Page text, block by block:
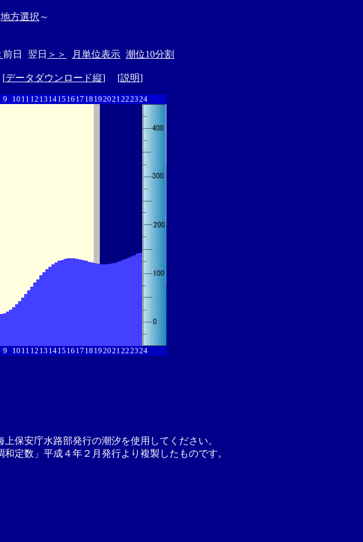
地方選択 ～
前日 翌日 ＞＞ 月単位表示 潮位10分割
[データダウンロード縦] [説明]
9 10 11 12 13 1415 16 17 18 192021222324
9 10 11 12 13 1415 16 17 18 192021222324
保安庁水路部発行の潮汐を使用してください。
定数」平成４年２月発行より複製したものです。